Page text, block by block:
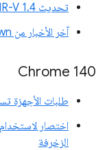
تحديث SPIR-V 1.4 لبرنامج Vulkan الخلفي
آخر الأخبار من Dawn
Chrome 140
طلبات الأجهزة
اختصار
الزخرفة